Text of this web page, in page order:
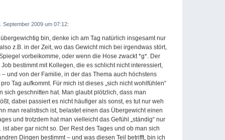
September 2009 um 07:12:
bin, denke ich am Tag natürlich insgesamt nur
z.B. in der Zeit, wo das Gewicht mich bei irgendwas stört,
vorbeikomme, oder wenn die Hose zwackt *g*. Der
Job bestimmt mit Kollegen, die es schlicht nicht interessiert,
und von der Familie, in der das Thema auch höchstens
Tag aufkommt. Für mich ist dieses „sich nicht wohlfühlen“
sich geschnitten hat. Man glaubt plötzlich, dass man
dabei passiert es nicht häufiger als sonst, es tut nur weh
man realistisch ist, belastet einen das Übergewicht einen
und trotzdem hat man vielleicht das Gefühl „ständig“ nur
aber gar nicht so. Der Rest des Tages und ob man sich
Dingen bestimmt – und was diesen Teil betrifft, bin ich